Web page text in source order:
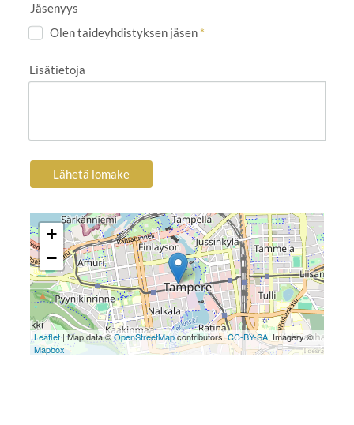
Jäsenyys
Olen taideyhdistyksen jäsen*
Lisätietoja
Lähetä lomake
+
−
Leaflet| Map data ©OpenStreetMapcontributors,CC-BY-SA, Imagery ©
Mapbox